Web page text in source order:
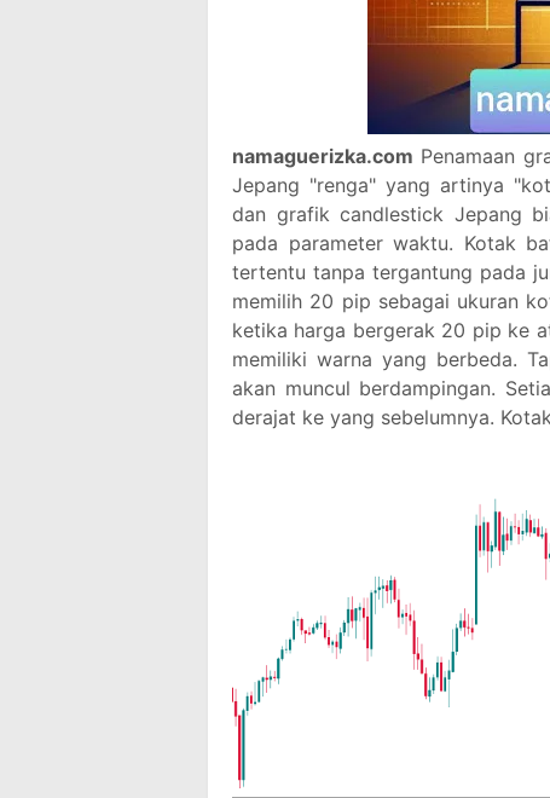
namaguerizka.com Penamaan
Jepang "renga" yang artinya
dan grafik candlestick Jepang
pada parameter waktu. Kotak
tertentu tanpa tergantung pada
memilih 20 pip sebagai ukuran
ketika harga bergerak 20 pip ke
memiliki warna yang berbeda.
akan muncul berdampingan.
derajat ke yang sebelumnya.